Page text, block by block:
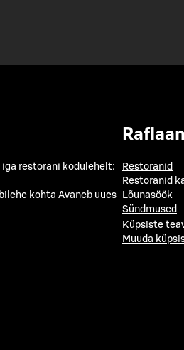
restorani kodulehelt:
kohta Avaneb uues
Restoranid
Restoranid
Lõunasöök
Sündmused
Küpsiste
Muuda